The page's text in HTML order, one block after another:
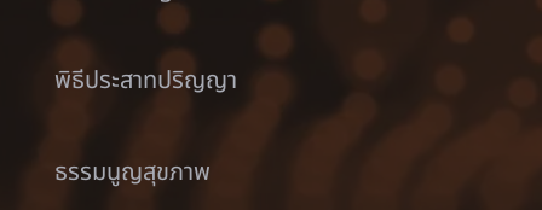
พิธีประสาทปริญญา
ธรรมนูญสุขภาพ